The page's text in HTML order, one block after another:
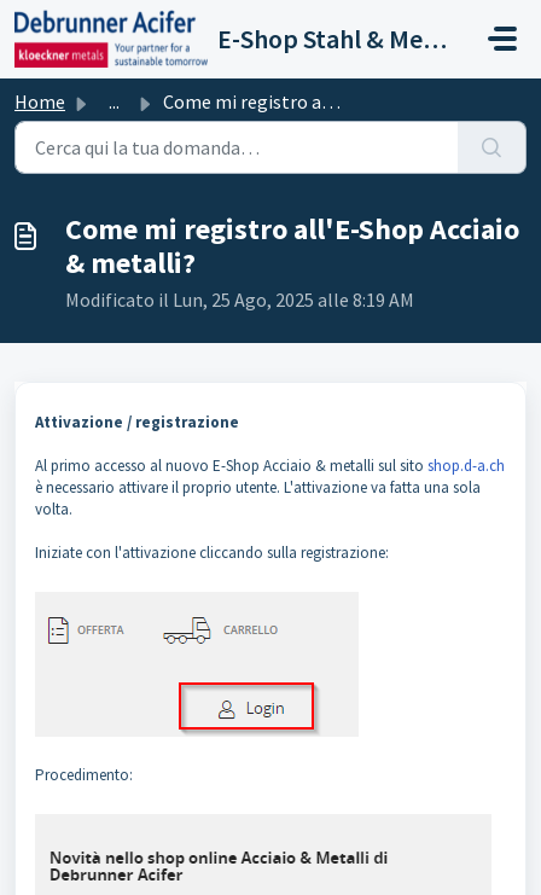
Salta al contenuto principale
E-Shop Stahl & Metalle
Home ... Come mi registro all'E-Shop Acciaio & metalli?
Come mi registro all'E-Shop Acciaio
& metalli?
Modificato il Lun, 25 Ago, 2025 alle 8:19 AM
Attivazione / registrazione
Al primo accesso al nuovo E-Shop Acciaio & metalli sul sito shop.d-a.ch
è necessario attivare il proprio utente. L'attivazione va fatta una sola
volta.
Iniziate con l'attivazione cliccando sulla registrazione:
Procedimento: